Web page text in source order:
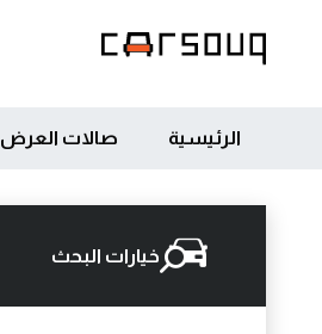
الرئيسية صالات العرض
خيارات البحث